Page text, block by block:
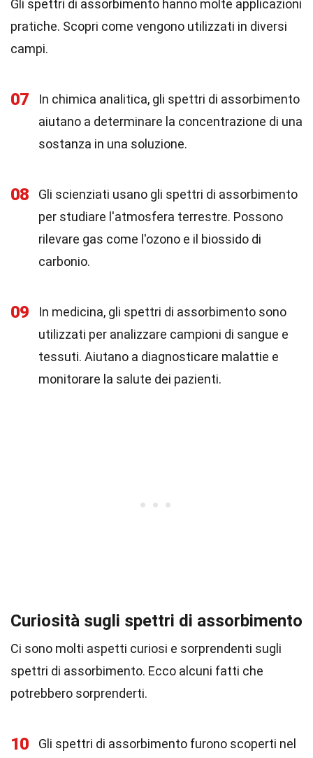
Gli spettri di assorbimento hanno molte applicazioni
pratiche. Scopri come vengono utilizzati in diversi
campi.
07
In chimica analitica, gli spettri di assorbimento
aiutano a determinare la concentrazione di una
sostanza in una soluzione.
08
Gli scienziati usano gli spettri di assorbimento
per studiare l'atmosfera terrestre. Possono
rilevare gas come l'ozono e il biossido di
carbonio.
09
In medicina, gli spettri di assorbimento sono
utilizzati per analizzare campioni di sangue e
tessuti. Aiutano a diagnosticare malattie e
monitorare la salute dei pazienti.
Curiosità sugli spettri di assorbimento
Ci sono molti aspetti curiosi e sorprendenti sugli
spettri di assorbimento. Ecco alcuni fatti che
potrebbero sorprenderti.
10
Gli spettri di assorbimento furono scoperti nel